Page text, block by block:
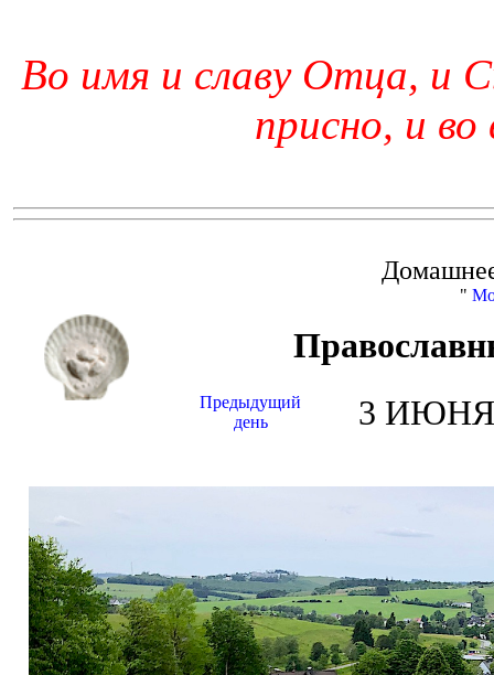
Во имя и славу Отца, и
присно, и во
"
Предыдущий
день
3 ИЮНЯ